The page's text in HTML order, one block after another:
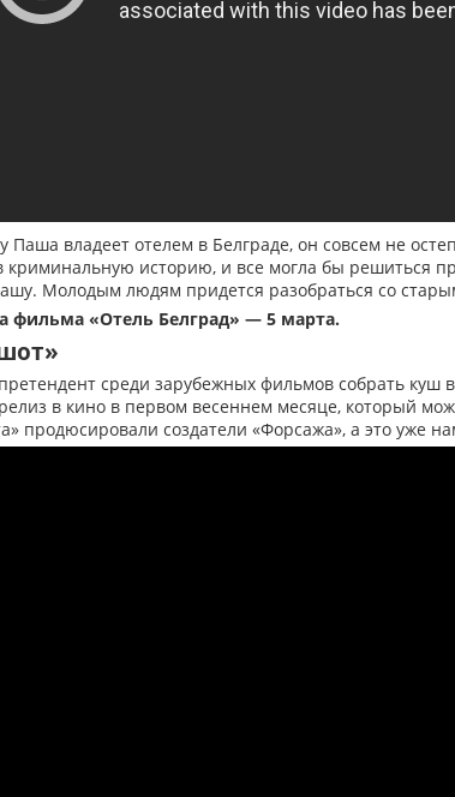
Паша владеет отелем в Белграде, он совсем не
криминальную историю, и все могла бы решиться
Молодым людям придется разобраться со
фильма «Отель Белград» — 5 марта.
среди зарубежных фильмов собрать
в кино в первом весеннем месяце, который
продюсировали создатели «Форсажа», а это уже